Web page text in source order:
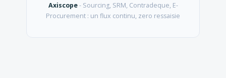
Axiscope- Sourcing, SRM, Contradeque, E-
Procurement : un flux continu, zero ressaisie